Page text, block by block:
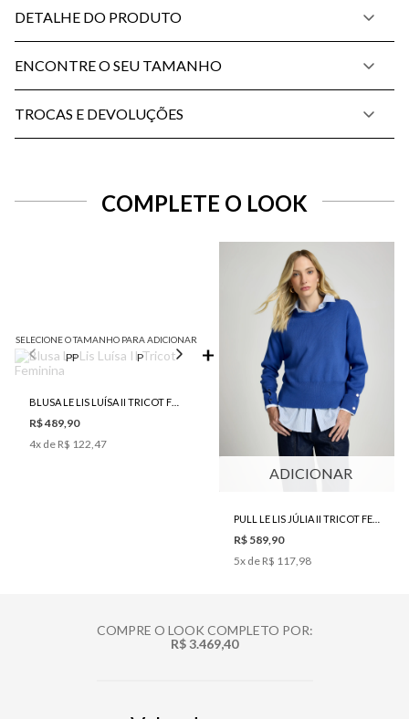
DETALHE DO PRODUTO
ENCONTRE O SEU TAMANHO
TROCAS E DEVOLUÇÕES
COMPLETE O LOOK
SELECIONE O TAMANHO PARA ADICIONAR
PP P M G GG
R$ 489,90
4x de R$ 122,47
ADICIONAR
R$ 589,90
5x de R$ 117,98
COMPRE O LOOK COMPLETO POR:
R$ 3.469,40